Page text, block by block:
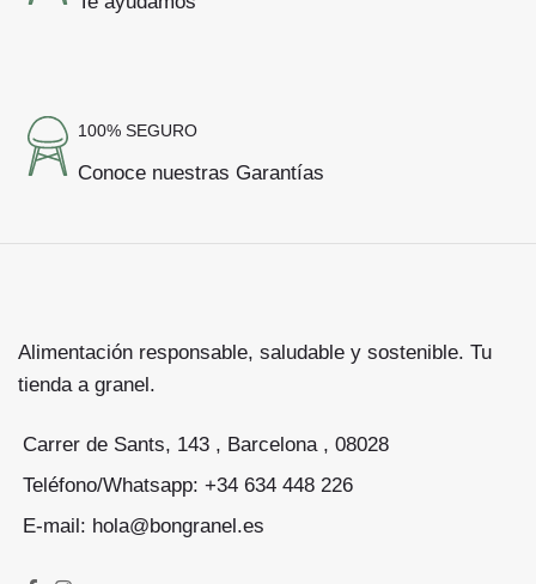
100% SEGURO
Conoce nuestras Garantías
Alimentación responsable, saludable y sostenible. Tu
tienda a granel.
Carrer de Sants, 143 , Barcelona , 08028
Teléfono/Whatsapp: +34 634 448 226
E-mail: hola@bongranel.es